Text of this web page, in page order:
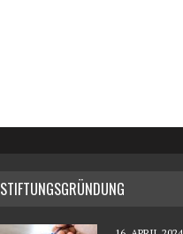
STIFTUNGSGRÜNDUNG